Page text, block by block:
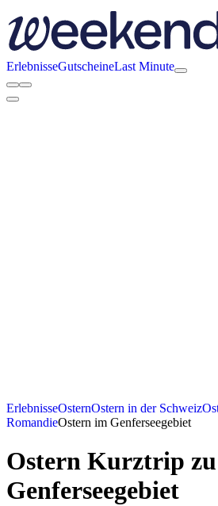
ErlebnisseGutscheineLast Minute
ErlebnisseOsternOstern in der Schweiz
RomandieOstern im Genferseegebiet
Ostern Kurztrip
Genferseegebiet